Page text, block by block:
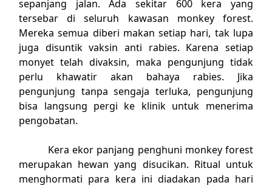
sepanjang jalan. Ada sekitar 600 kera yang
tersebar di seluruh kawasan monkey forest.
Mereka semua diberi makan setiap hari, tak lupa
juga disuntik vaksin anti rabies. Karena setiap
monyet telah divaksin, maka pengunjung tidak
perlu khawatir akan bahaya rabies. Jika
pengunjung tanpa sengaja terluka, pengunjung
bisa langsung pergi ke klinik untuk menerima
pengobatan.
Kera ekor panjang penghuni monkey forest
merupakan hewan yang disucikan. Ritual untuk
menghormati para kera ini diadakan pada hari